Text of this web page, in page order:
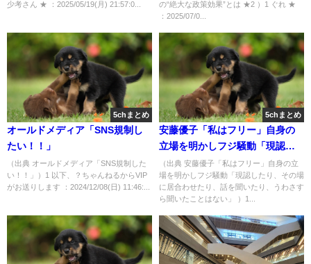
少考さん ★ ：2025/05/19(月) 21:57:0...
の“絶大な政策効果”とは ★2 ）1 ぐれ ★
：2025/07/0...
5chまとめ
オールドメディア「SNS規制し
たい！！」
（出典 オールドメディア「SNS規制した
い！！」）1 以下、？ちゃんねるからVIP
がお送りします ：2024/12/08(日) 11:46:...
5chまとめ
安藤優子「私はフリー」自身の
立場を明かしフジ騒動「現認し
たり、その場に居合わせたり、
話を聞いたり、うわさすら聞い
たことはない」 [ひかり★]
（出典 安藤優子「私はフリー」自身の立
場を明かしフジ騒動「現認したり、その場
に居合わせたり、話を聞いたり、うわさす
ら聞いたことはない」 ）1...